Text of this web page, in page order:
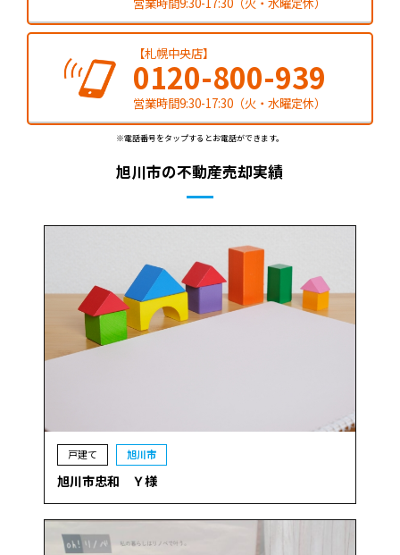
【札幌中央店】
0120-800-939
営業時間9:30-17:30（火・水曜定休）
※電話番号をタップするとお電話ができます。
旭川市の不動産売却実績
戸建て 旭川市
旭川市忠和 Ｙ様